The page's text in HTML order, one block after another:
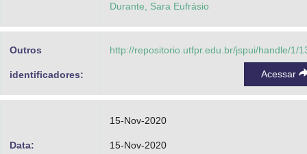
Durante, Sara Eufrásio
Outros
identificadores:
http://repositorio.utfpr.edu.br/jspui/handle/1/
Acessar
Data:
15-Nov-2020
15-Nov-2020